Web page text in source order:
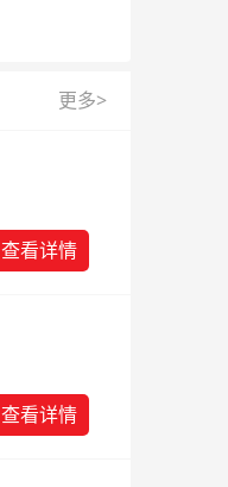
更多>
查看详情
查看详情